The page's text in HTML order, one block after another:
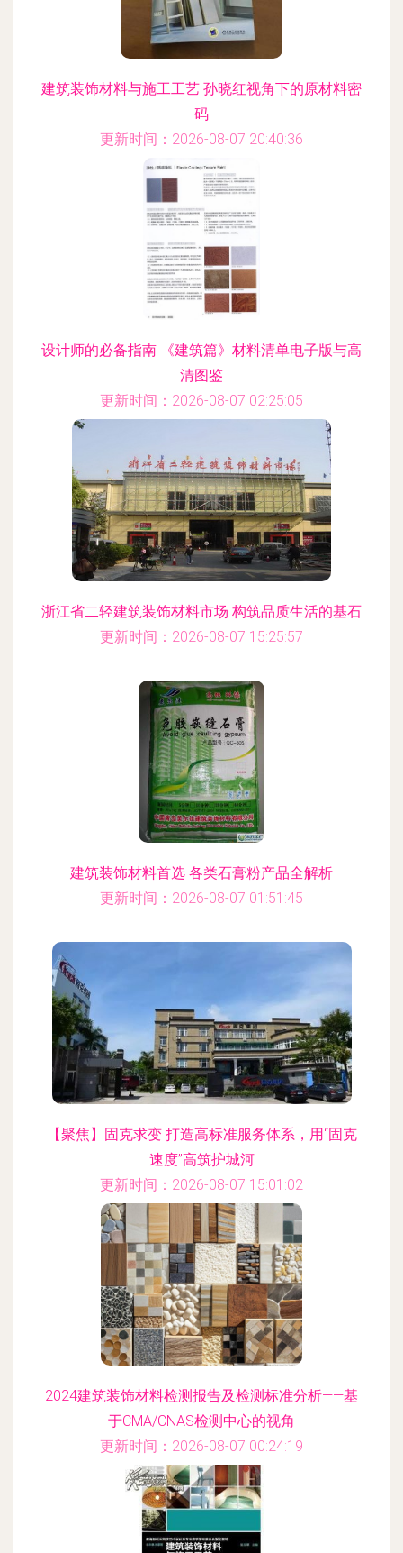
建筑装饰材料与施工工艺 孙晓红视角下的原材料密
码
更新时间：2026-08-07 20:40:36
设计师的必备指南 《建筑篇》材料清单电子版与高
清图鉴
更新时间：2026-08-07 02:25:05
浙江省二轻建筑装饰材料市场 构筑品质生活的基石
更新时间：2026-08-07 15:25:57
建筑装饰材料首选 各类石膏粉产品全解析
更新时间：2026-08-07 01:51:45
【聚焦】固克求变 打造高标准服务体系，用“固克
速度”高筑护城河
更新时间：2026-08-07 15:01:02
2024建筑装饰材料检测报告及检测标准分析——基
于CMA/CNAS检测中心的视角
更新时间：2026-08-07 00:24:19